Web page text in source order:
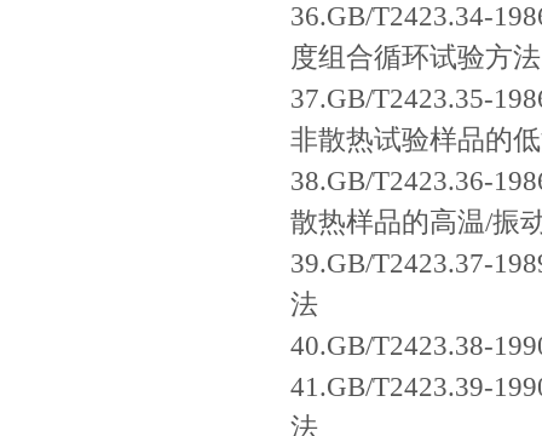
36.GB/T2423.34-
度组合循环试验方法
37.GB/T2423.35-
非散热试验样品的
38.GB/T2423.36-
散热样品的高温/振
39.GB/T2423.37-
法
40.GB/T2423.38-
41.GB/T2423.39-
法